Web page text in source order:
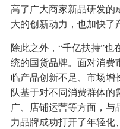
高了广大商家新品研发的
大的创新动力，也加快了
除此之外，“千亿扶持”也
统的国货品牌。面对消费
临产品创新不足、市场增
队基于对不同消费群体的
广、店铺运营等方面，与
力品牌成功打开了年轻化